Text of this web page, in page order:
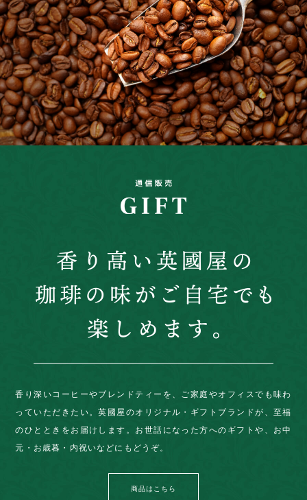
香り深いコーヒーやブレンドティーを、ご家庭やオフィスでも味わ
っていただきたい。英國屋のオリジナル・ギフトブランドが、至福
のひとときをお届けします。お世話になった方へのギフトや、お中
元・お歳暮・内祝いなどにもどうぞ。
商品はこちら